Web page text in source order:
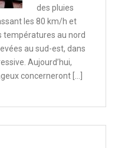
des pluies
les 80 km/h et
températures au nord
au sud-est, dans
Aujourd’hui,
concerneront […]